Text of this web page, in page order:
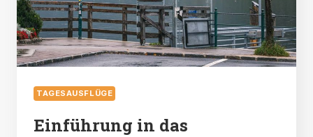
SOLLTE
TAGESAUSFLÜGE
Einführung in das